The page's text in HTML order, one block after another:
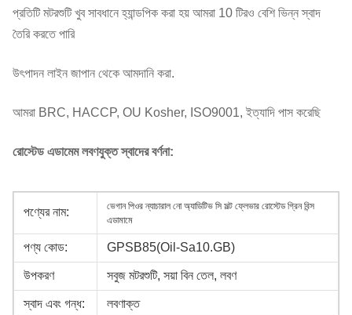
প্রতিটি মটরশুটি খুব সাবধানে হ্যান্ডপিক করা হয় আমরা 10 টিরও বেশি ভিন্ন স্বাদ
তৈরি করতে পারি
উৎপাদন লাইন জাপান থেকে আমদানি করা.
আমরা BRC, HACCP, OU Kosher, ISO9001, ইত্যাদি পাস করেছি
রোস্টেড এডামেম লবণযুক্ত স্বাদের বর্ণনা:
পণ্যের নাম:
ভেগান পিওর ন্যাচারাল নো অ্যাডিটিভ সি সল্ট ফ্লেভার রোস্টেড গ্রিন বিন্স
এডামামে
পণ্য কোড: GPSB85(Oil-Sa10.GB)
উপকরণ সবুজ মটরশুটি, সয়া বিন তেল, লবণ
স্বাদ এবং গন্ধ: লবণাক্ত